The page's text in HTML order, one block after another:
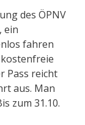
des ÖPNV
ein
fahren
kostenfreie
Pass reicht
aus. Man
zum 31.10.